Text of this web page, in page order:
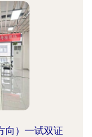
向）一试双证